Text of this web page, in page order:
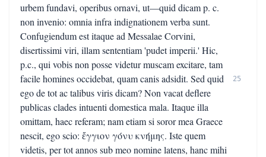
urbem fundavi, operibus ornavi, ut—quid dicam p. c.
non invenio: omnia infra indignationem verba sunt.
Confugiendum est itaque ad Messalae Corvini,
disertissimi viri, illam sententiam 'pudet imperii.' Hic,
p.c., qui vobis non posse videtur muscam excitare, tam
facile homines occidebat, quam canis adsidit. Sed quid
ego de tot ac talibus viris dicam? Non vacat deflere
publicas clades intuenti domestica mala. Itaque illa
omittam, haec referam; nam etiam si soror mea Graece
nescit, ego scio: ἔγγιον γόνυ κνήμης. Iste quem
videtis, per tot annos sub meo nomine latens, hanc mihi
25